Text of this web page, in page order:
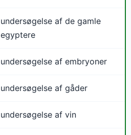
undersøgelse af de gamle
egyptere
undersøgelse af embryoner
undersøgelse af gåder
undersøgelse af vin